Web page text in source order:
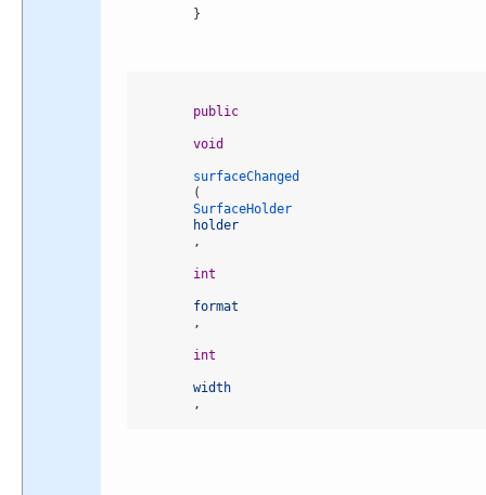
}
public
void
surfaceChanged
(
SurfaceHolder
holder
,
int
format
,
int
width
,